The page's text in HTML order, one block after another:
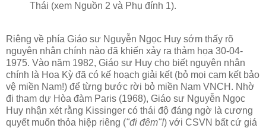
Thái (xem Nguồn 2 và Phụ đính 1).
Riêng về phía Giáo sư Nguyễn Ngọc Huy sớm thấy rõ
nguyên nhân chính nào đã khiến xảy ra thảm họa 30-04-
1975. Vào năm 1982, Giáo sư Huy cho biết nguyên nhân
chính là Hoa Kỳ đã có kế hoạch giải kết (bỏ mọi cam kết bảo
vệ miền Nam!) để từng bước rời bỏ miền Nam VNCH. Nhờ
đi tham dự Hòa đàm Paris (1968), Giáo sư Nguyễn Ngọc
Huy nhận xét rằng Kissinger có thái độ đáng ngờ là cương
quyết muốn thỏa hiệp riêng ("đi đêm"!) với CSVN bất cứ giá